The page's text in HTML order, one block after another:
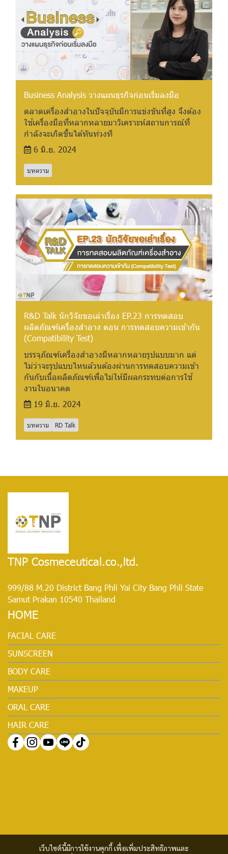
Business Analysis วางแผนธุรกิจก่อนเริ่มลงมือ
ตลาดเครื่องสำอางในปัจจุบันมีการแข่งขันที่สูง จึงต้อง
ใช้เครื่องมือที่หลากหลายมาวิเคราะห์สถานการณ์ที่
กำลังจะเกิดขึ้นได้ทันท่วงที
6 มิ.ย. 2024
บทความ
R&D Talk นักวิจัยขอเล่าเรื่อง EP.23 การทดสอบ
ผลิตภัณฑ์เครื่องสำอาง ตอน การทดสอบความเข้ากัน
(Compatibility Test)
บรรจุภัณฑ์เครื่องสำอางมีหลากหลายรูปแบบมาก แต่
ไม่ว่าจะรูปแบบไหนล้วนต้องผ่านการทดสอบความเข้า
กันกับเนื้อผลิตภัณฑ์เพื่อไม่ให้มีผลกระทบต่อการใช้
งานในอนาคต
19 มิ.ย. 2024
บทความ RD Talk
เว็บไซต์นี้มีการใช้งานคุกกี้ เพื่อเพิ่มประสิทธิภาพและ
TNP Cosmeceutical.co.,ltd.
999/88 M.20 District Bang Phli Yai City Bang Phli State
Samut Prakan 10540 Thailand
HOME
FACIAL CARE
SUNSCREEN
BODY CARE
MAKEUP
ORAL CARE
HAIR CARE